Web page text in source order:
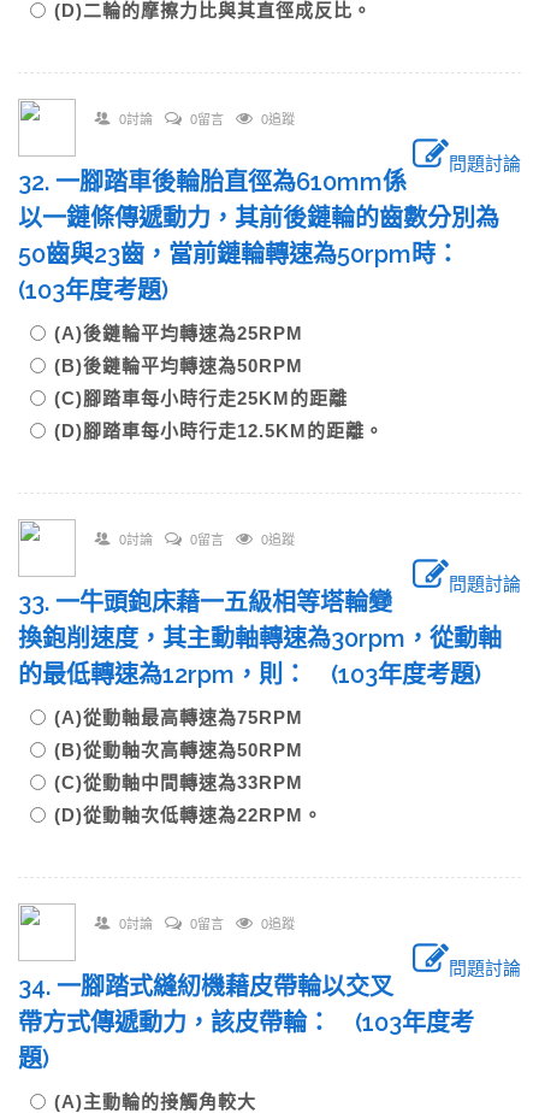
(D)二輪的摩擦力比與其直徑成反比。
0討論 0留言 0追蹤
問題討論
32. 一腳踏車後輪胎直徑為610mm係
以一鏈條傳遞動力，其前後鏈輪的齒數分別為
50齒與23齒，當前鏈輪轉速為50rpm時：
(103年度考題)
(A)後鏈輪平均轉速為25RPM
(B)後鏈輪平均轉速為50RPM
(C)腳踏車每小時行走25KM的距離
(D)腳踏車每小時行走12.5KM的距離。
0討論 0留言 0追蹤
問題討論
33. 一牛頭鉋床藉一五級相等塔輪變
換鉋削速度，其主動軸轉速為30rpm，從動軸
的最低轉速為12rpm，則： (103年度考題)
(A)從動軸最高轉速為75RPM
(B)從動軸次高轉速為50RPM
(C)從動軸中間轉速為33RPM
(D)從動軸次低轉速為22RPM。
0討論 0留言 0追蹤
問題討論
34. 一腳踏式縫紉機藉皮帶輪以交叉
帶方式傳遞動力，該皮帶輪： (103年度考
題)
(A)主動輪的接觸角較大